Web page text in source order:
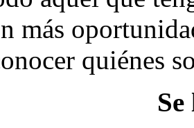
más
quiénes